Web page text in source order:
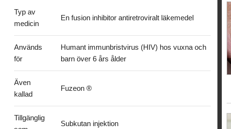
Typ av
medicin
En fusion inhibitor antiretroviralt läkemedel
Används
för
Humant immunbristvirus (HIV) hos vuxna och
barn över 6 års ålder
Även
kallad
Fuzeon ®
Tillgänglig
Subkutan injektion